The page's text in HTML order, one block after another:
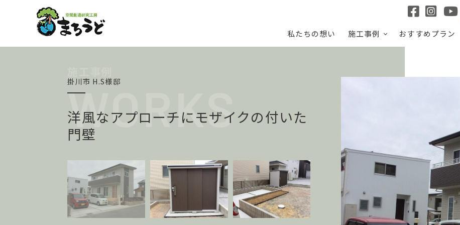
私たちの想い 施工事例 おすすめプラン
掛川市 H.S様邸
洋風なアプローチにモザイクの付いた
門壁